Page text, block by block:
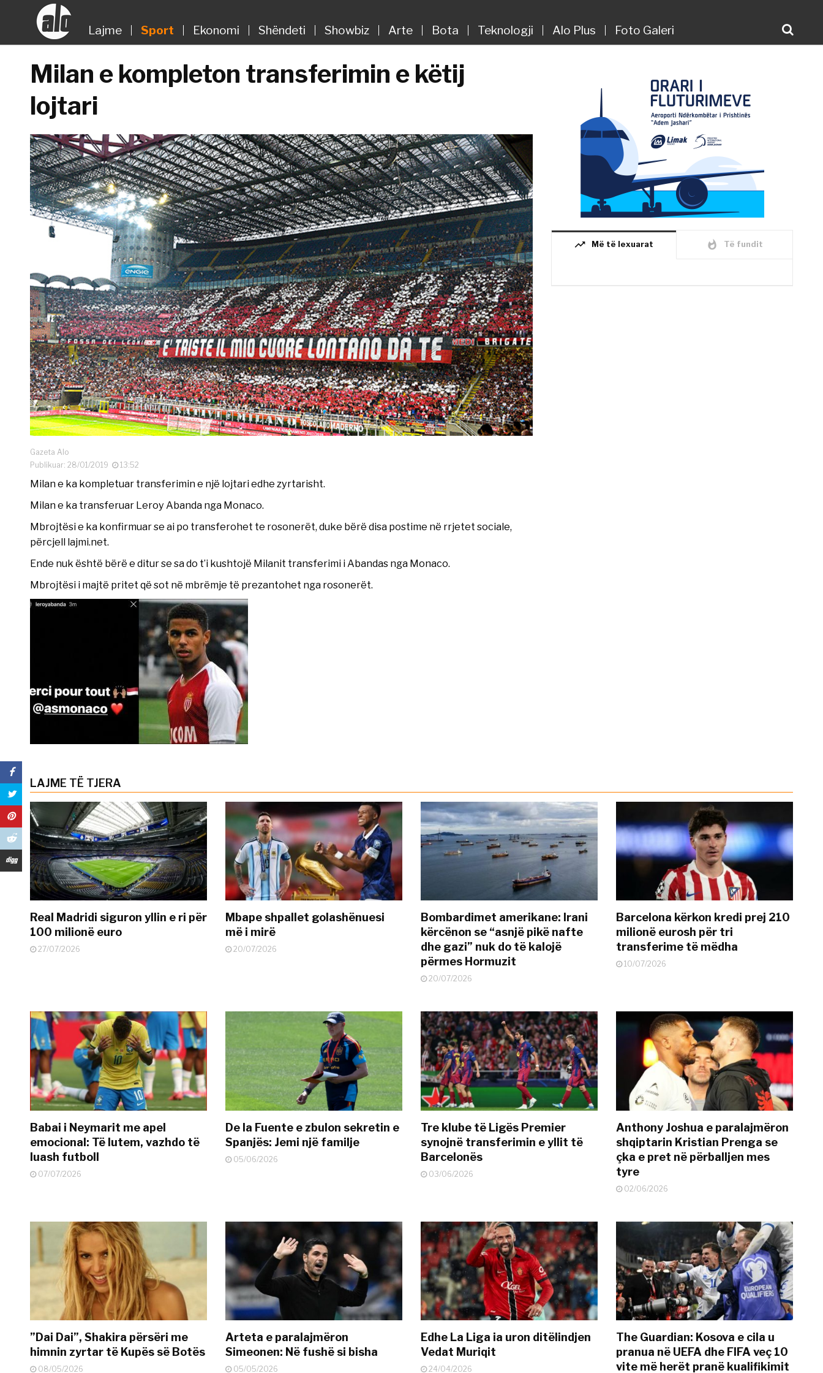
Lajme Sport Ekonomi Shëndeti Showbiz Arte Bota Teknologji Alo Plus Foto Galeri
Milan e kompleton transferimin e këtij
lojtari
Gazeta Alo
Publikuar: 28/01/2019
13:52
Milan e ka kompletuar transferimin e një lojtari edhe zyrtarisht.
Milan e ka transferuar Leroy Abanda nga Monaco.
Mbrojtësi e ka konfirmuar se ai po transferohet te rosonerët, duke bërë disa postime në rrjetet sociale,
përcjell lajmi.net.
Ende nuk është bërë e ditur se sa do t’i kushtojë Milanit transferimi i Abandas nga Monaco.
Mbrojtësi i majtë pritet që sot në mbrëmje të prezantohet nga rosonerët.
trending_up Më të lexuarat whatshot Të fundit
LAJME TË TJERA
Real Madridi siguron yllin e ri për
100 milionë euro
27/07/2026
Mbape shpallet golashënuesi
më i mirë
20/07/2026
Bombardimet amerikane: Irani
kërcënon se “asnjë pikë nafte
dhe gazi” nuk do të kalojë
përmes Hormuzit
20/07/2026
Barcelona kërkon kredi prej 210
milionë eurosh për tri
transferime të mëdha
10/07/2026
Babai i Neymarit me apel
emocional: Të lutem, vazhdo të
luash futboll
07/07/2026
De la Fuente e zbulon sekretin e
Spanjës: Jemi një familje
05/06/2026
Tre klube të Ligës Premier
synojnë transferimin e yllit të
Barcelonës
03/06/2026
Anthony Joshua e paralajmëron
shqiptarin Kristian Prenga se
çka e pret në përballjen mes
tyre
02/06/2026
”Dai Dai”, Shakira përsëri me
himnin zyrtar të Kupës së Botës
08/05/2026
Arteta e paralajmëron
Simeonen: Në fushë si bisha
05/05/2026
Edhe La Liga ia uron ditëlindjen
Vedat Muriqit
24/04/2026
The Guardian: Kosova e cila u
pranua në UEFA dhe FIFA veç 10
vite më herët pranë kualifikimit